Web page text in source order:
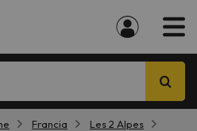
Francia
Les 2 Alpes